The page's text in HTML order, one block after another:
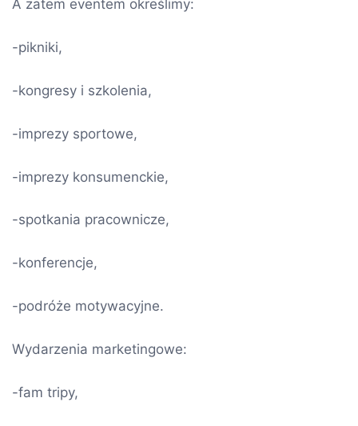
A zatem eventem określimy:
-pikniki,
-kongresy i szkolenia,
-imprezy sportowe,
-imprezy konsumenckie,
-spotkania pracownicze,
-konferencje,
-podróże motywacyjne.
Wydarzenia marketingowe:
-fam tripy,